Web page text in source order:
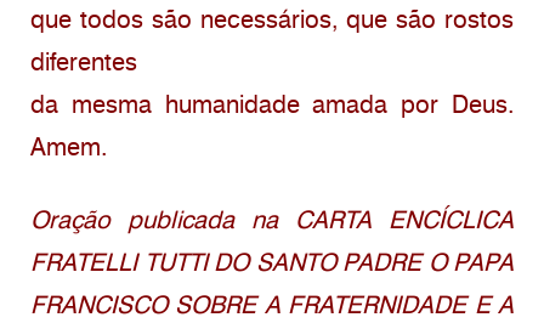
que todos são necessários, que são rostos
diferentes
da mesma humanidade amada por Deus.
Amem.
Oração publicada na CARTA ENCÍCLICA
FRATELLI TUTTI DO SANTO PADRE O PAPA
FRANCISCO SOBRE A FRATERNIDADE E A